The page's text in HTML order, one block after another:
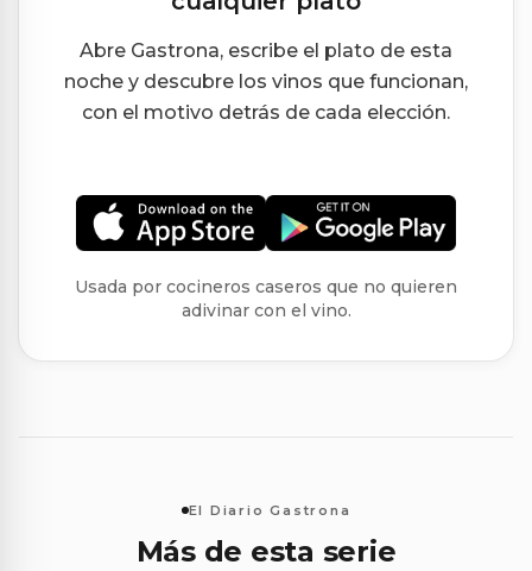
Abre Gastrona, escribe el plato de esta
noche y descubre los vinos que funcionan,
con el motivo detrás de cada elección.
Usada por cocineros caseros que no quieren
adivinar con el vino.
El Diario Gastrona
Más de esta serie